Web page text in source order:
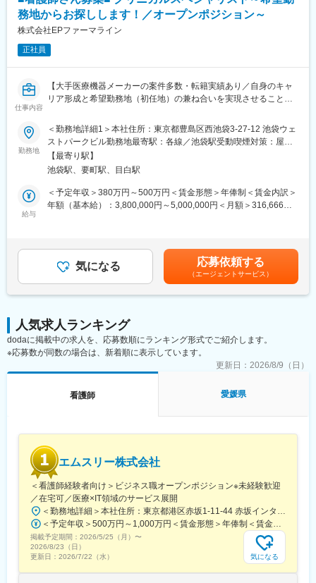
■勤務地について：
・初期配属地はご希望を考慮し検討いたします。
（京都府、東京都、青森県、愛知県、岐阜県いずれかのエリアで
は優先的に採用を行っております）
・配属後は自宅を起点に直行直帰型の勤務となりますが、各エリ
アに支店やサテライトオフィスがあるため、会議等やオフィスワ
ーク時に利用ができます。
・有給休暇取得率：79.8％（2025年度）
・「くるみん」「えるぼし」取得
■各種手当・福利厚生：
・日当あり（別途支給）
る”を支えるアイケアサービスを提供しています。
変更の範囲：会社の定める業務
務地からお探しします！／オープンポジション～
株式会社EPファーマライン
正社員
仕事内容
【大手医療機器メーカーの案件多数・転籍実績あり／自身のキャ
リア形成と希望勤務地（初任地）の兼ね合いを実現させることが
■今回のPJT：
ポジションサーチ案件となりますので、ご希望やご経歴を基に配
属先の医療機器メーカー（クライアント）をお探しします。
配属後は、メーカーの育成プログラムを受けていただいたのち機
器プロモーターとして主にデモ立会い、メーカーでの研修や打合
せをメイン業務として行います。
■職務内容：
一定期間の配属前研修を受けたのち、当社の取引先企業（医療機
器メーカー）の営業部にコントラクト医療機器営業担当者として
ーマラインで、正社員登用です
【EPファーマラインで働く魅力】
ジェクトへのチャレンジも可能です。プロジェクト期間終了後に
業スキルを伸ばすべく、プロジェクトを変更してさらなるチャレ
転籍や別プロジェクトへの再チャレンジをされています。
（2）業界内トップクラスの案件数：
医療機器メーカーのプロジェクト数は業界内でもトップクラス。
大手外資系メーカーとの取引も豊富です。他プロジェクトに参加
している仲間もたくさんおりますので、社員間の横のつながりも
豊富です。
（3）社員を大切にする社風：
丁寧なフォローアップ体制や各種手当はもちろん、内資系ならで
はの社員を大切にする社風が強い企業です。また、全社的に産休
勤務地
＜勤務地詳細1＞本社住所：東京都豊島区西池袋3-27-12 池袋ウェ
ストパークビル勤務地最寄駅：各線／池袋駅受動喫煙対策：屋内
全面禁煙＜勤務地詳細2＞全国勤務(ポジションサーチ)住所：全国
に営業所がございます。希望勤務地をお知らせください。 受動喫
能場所有）変更の範囲：会社の定める事業所
【最寄り駅】
池袋駅、要町駅、目白駅
給与
＜予定年収＞380万円～500万円＜賃金形態＞年俸制＜賃金内訳＞
年額（基本給）：3,800,000円～5,000,000円＜月額＞316,666円
気になる 応募依頼する
（エージェントサービス）
人気求人ランキング
dodaに掲載中の求人を、応募数順にランキング形式でご紹介します。
※応募数が同数の場合は、新着順に表示しています。
更新日： 2026/8/9（日）
看護師 愛媛県
エムスリー株式会社
＜看護師経験者向け＞ビジネス職オープンポジション※未経験歓迎
／在宅可／医療×IT領域のサービス展開
＜勤務地詳細＞本社住所：東京都港区赤坂1-11-44 赤坂インターシティ10F勤務地最寄駅：東京メトロ銀座線、南北線／溜池山王駅受動喫煙対策：その他（喫煙専用室設置（オフィスビル内共用））変更の範囲：会社の定める事業所（リモートワーク含む）
＜予定年収＞500万円～1,000万円＜賃金形態＞年俸制＜賃金内訳＞年額（基本給）：3,864,144円～7,266,516円固定残業手当/月：76,988円～144,457円（固定残業時間30時間0分/月）超過した時間外労働の残業手当は追加支給＜月額＞399,000円～750,000円（12分割）（一律手当を含む）＜昇給有無＞有＜残業手当＞有＜給与補足＞※現年収を考慮し、選考評価をもとに最終決定いたします。■昇給：年1回（4月）■賞与：年2回（11月、5月）※個人業績評価に連動して支給賃金はあくまでも目安の金額であり、選考を通じて上下する可能性があります。月給(月額)は固定手当を含めた表記です。
掲載予定期間： 2026/5/25（月） 〜
2026/8/23（日）
更新日： 2026/7/22（水） 気になる